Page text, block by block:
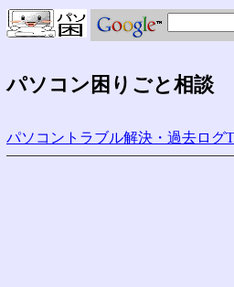
パソコン困りごと相談
パソコントラブル解決・過去ログ